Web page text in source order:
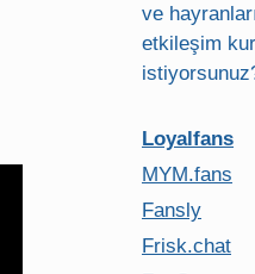
ve
etkileşim
Loyalfans
MYM.fans
Fansly
Frisk.chat